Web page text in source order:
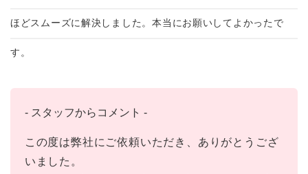
ほどスムーズに解決しました。本当にお願いしてよかったで
す。
- スタッフからコメント -
この度は弊社にご依頼いただき、ありがとうござ
いました。